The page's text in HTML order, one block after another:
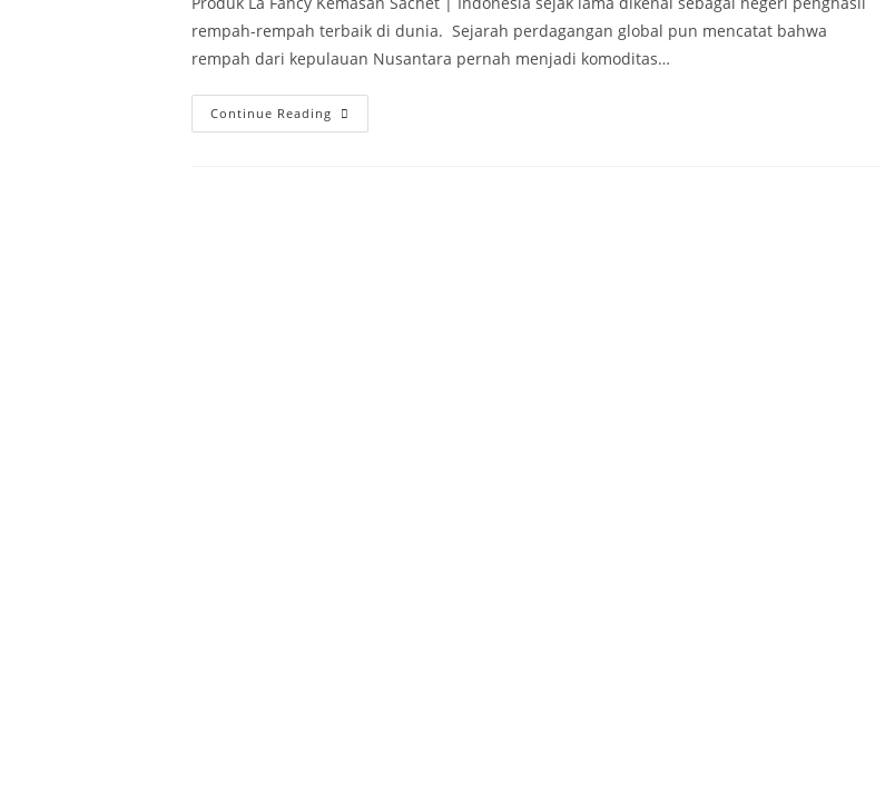
rempah-rempah terbaik di dunia. Sejarah perdagangan global pun mencatat bahwa
rempah dari kepulauan Nusantara pernah menjadi komoditas…
Continue Reading